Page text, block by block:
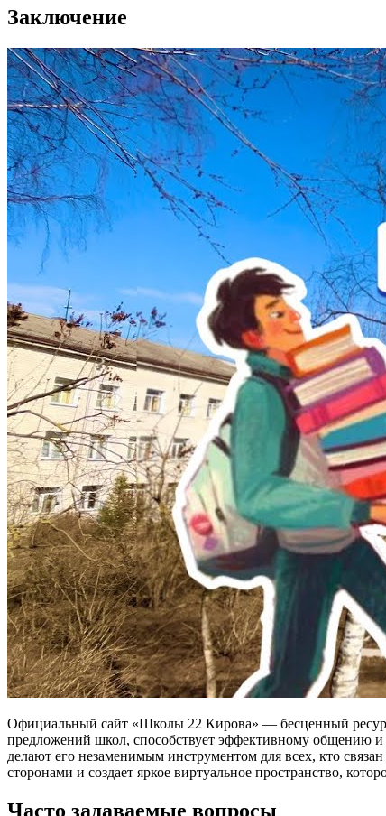
Заключение
Официальный сайт «Школы 22 Кирова» — бесценный
предложений школ, способствует эффективному общению
делают его незаменимым инструментом для всех, кто
сторонами и создает яркое виртуальное пространство,
Часто задаваемые вопросы